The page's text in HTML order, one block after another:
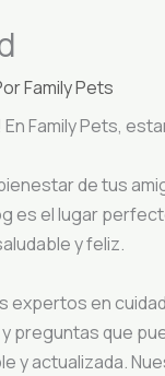
Family Pets
En Family Pets,
de tus
es el lugar
y feliz.
expertos en
preguntas que
y actualizada.